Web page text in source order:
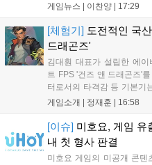
를 제공하는 것이 특징이다
활한다. 모...
게임뉴스 | 이찬양 17:29
[체험기] 도전적인 국
드래곤즈'
김대훤 대표가 설립한 에이
트 FPS '건즈 앤 드래곤즈'
터로서의 타격감 등 기본기
인은 개선이 필요해 보입니
요구됩니다. 개발사는 향후
어 경쟁력을 확보할 계획입니
게임소개 | 정재훈 16:58
[이슈] 미호요, 게임
내 첫 형사 판결
미호요 게임의 미공개 콘텐